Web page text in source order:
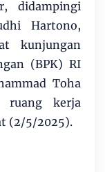
didampingi
Hartono,
kunjungan
(BPK) RI
Toha
ruang kerja
(2/5/2025).